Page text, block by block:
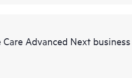
Advanced Next